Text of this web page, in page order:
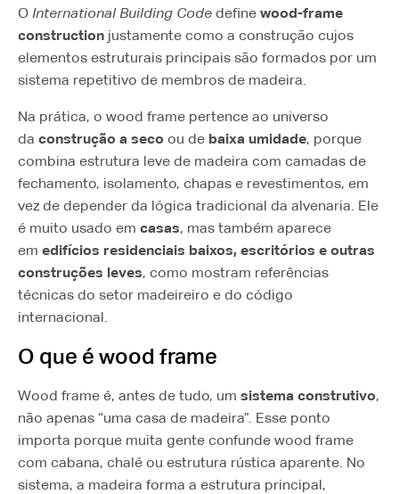
O International Building Code define wood-frame
construction justamente como a construção cujos
elementos estruturais principais são formados por um
sistema repetitivo de membros de madeira.
Na prática, o wood frame pertence ao universo
da construção a seco ou de baixa umidade, porque
combina estrutura leve de madeira com camadas de
fechamento, isolamento, chapas e revestimentos, em
vez de depender da lógica tradicional da alvenaria. Ele
é muito usado em casas, mas também aparece
em edifícios residenciais baixos, escritórios e outras
construções leves, como mostram referências
técnicas do setor madeireiro e do código
internacional.
O que é wood frame
Wood frame é, antes de tudo, um sistema construtivo,
não apenas “uma casa de madeira”. Esse ponto
importa porque muita gente confunde wood frame
com cabana, chalé ou estrutura rústica aparente. No
sistema, a madeira forma a estrutura principal,